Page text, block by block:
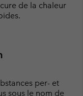
de la chaleur
per- et
sous le nom de